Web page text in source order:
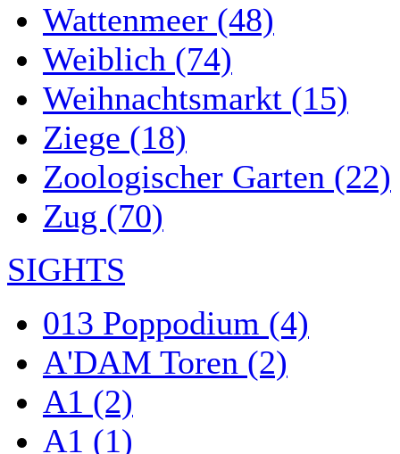
Wattenmeer (48)
Weiblich (74)
Weihnachtsmarkt (15)
Ziege (18)
Zoologischer Garten (22)
Zug (70)
SIGHTS
013 Poppodium (4)
A'DAM Toren (2)
A1 (2)
A1 (1)